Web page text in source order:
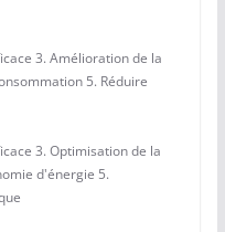
3. Amélioration de la
5. Réduire
3. Optimisation de la
d'énergie 5.